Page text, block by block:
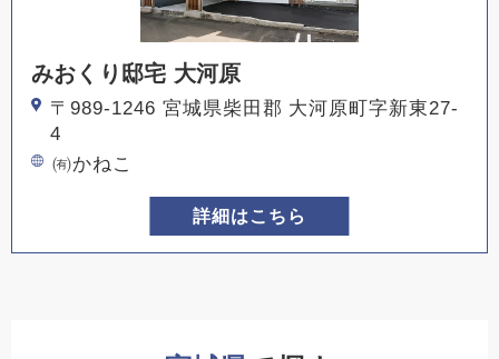
みおくり邸宅 大河原
〒989-1246 宮城県柴田郡 大河原町字新東27-
4
㈲かねこ
詳細はこちら